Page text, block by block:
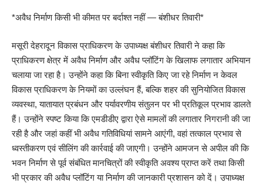
*अवैध निर्माण किसी भी कीमत पर बर्दाश्त नहीं — बंशीधर तिवारी*
मसूरी देहरादून विकास प्राधिकरण के उपाध्यक्ष बंशीधर तिवारी ने कहा कि
प्राधिकरण क्षेत्र में अवैध निर्माण और अवैध प्लॉटिंग के खिलाफ लगातार अभियान
चलाया जा रहा है। उन्होंने कहा कि बिना स्वीकृति किए जा रहे निर्माण न केवल
विकास प्राधिकरण के नियमों का उल्लंघन हैं, बल्कि शहर की सुनियोजित विकास
व्यवस्था, यातायात प्रबंधन और पर्यावरणीय संतुलन पर भी प्रतिकूल प्रभाव डालते
हैं। उन्होंने स्पष्ट किया कि एमडीडीए द्वारा ऐसे मामलों की लगातार निगरानी की जा
रही है और जहां कहीं भी अवैध गतिविधियां सामने आएंगी, वहां तत्काल प्रभाव से
ध्वस्तीकरण एवं सीलिंग की कार्रवाई की जाएगी। उन्होंने आमजन से अपील की कि
भवन निर्माण से पूर्व संबंधित मानचित्रों की स्वीकृति अवश्य प्राप्त करें तथा किसी
भी प्रकार की अवैध प्लॉटिंग या निर्माण की जानकारी प्रशासन को दें। उपाध्यक्ष